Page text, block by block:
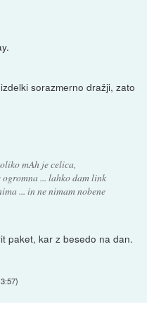
sorazmerno dražji, zato
mAh je celica,
... lahko dam link
... in ne nimam nobene
paket, kar z besedo na dan.
)